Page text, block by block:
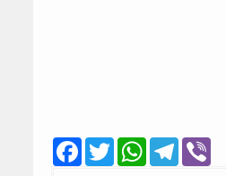
Facebook
TwitterWhatsApp